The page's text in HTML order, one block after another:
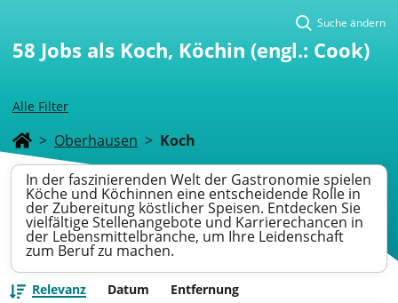
Alle Filter
Suche ändern
58 Jobs als Koch, Köchin (engl.: Cook)
> Oberhausen > Koch
In der faszinierenden Welt der Gastronomie spielen
Köche und Köchinnen eine entscheidende Rolle in
der Zubereitung köstlicher Speisen. Entdecken Sie
vielfältige Stellenangebote und Karrierechancen in
der Lebensmittelbranche, um Ihre Leidenschaft
zum Beruf zu machen.
Relevanz Datum Entfernung